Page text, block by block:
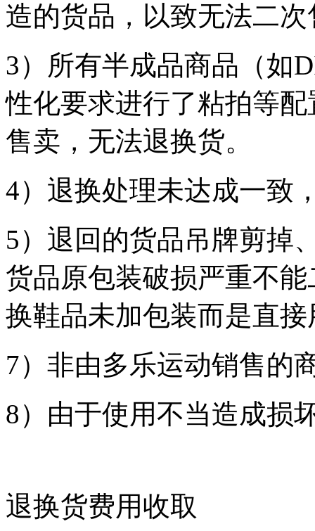
造的货品，以致无法二次
3）所有半成品商品（如
性化要求进行了粘拍等
售卖，无法退换货。
4）退换处理未达成一致
5）退回的货品吊牌剪掉
货品原包装破损严重不
换鞋品未加包装而是直
7）非由多乐运动销售的
8）由于使用不当造成损
退换货费用收取